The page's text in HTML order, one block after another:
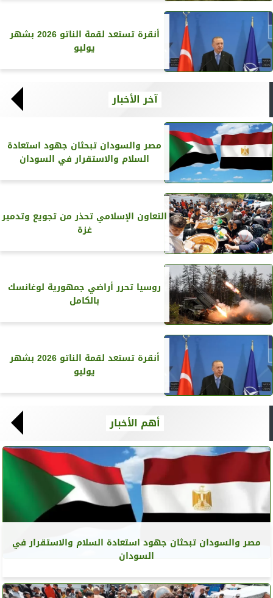
أنقرة تستعد لقمة الناتو 2026 بشهر
يوليو
آخر الأخبار
مصر والسودان تبحثان جهود استعادة
السلام والاستقرار في السودان
التعاون الإسلامي تحذر من تجويع وتدمير
غزة
روسيا تحرر أراضي جمهورية لوغانسك
بالكامل
أنقرة تستعد لقمة الناتو 2026 بشهر
يوليو
أهم الأخبار
مصر والسودان تبحثان جهود استعادة السلام والاستقرار في
السودان